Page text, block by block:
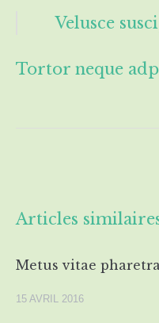
Velusce
Tortor neque
Articles
Metus vitae
15 AVRIL 2016